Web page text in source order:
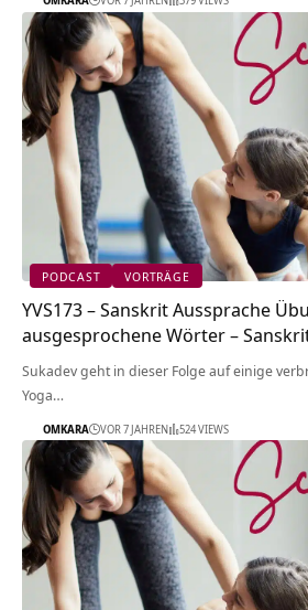
PODCAST VORTRÄGE
YVS173 – Sanskrit Aussprache
ausgesprochene Wörter –
Sukadev geht in dieser Folge auf einige
Yoga…
OMKARA VOR 7 JAHREN 524 VIEWS